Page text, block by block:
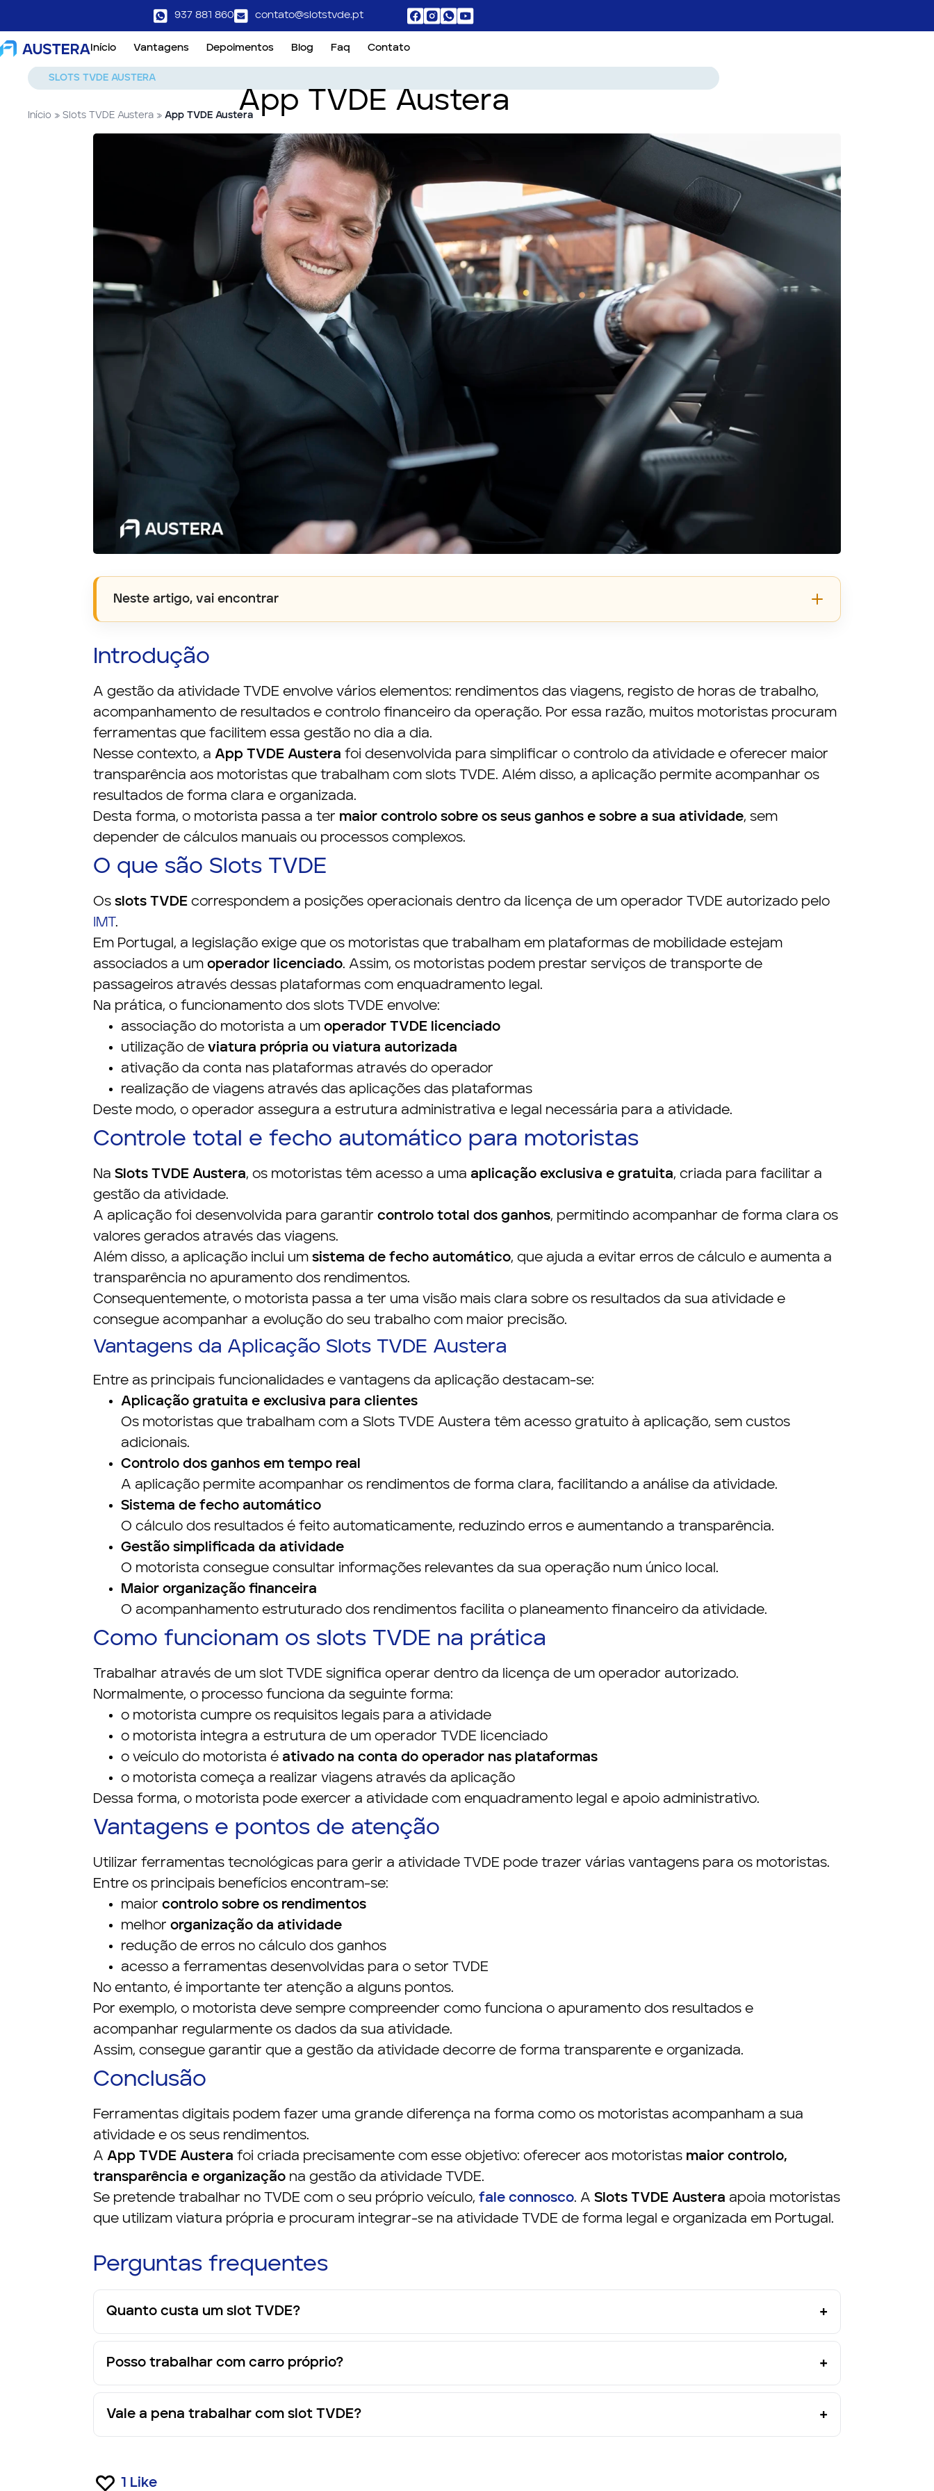
937 881 860 contato@slotstvde.pt
Início Vantagens Depoimentos Blog Faq Contato
SLOTS TVDE AUSTERA
App TVDE Austera
Início » Slots TVDE Austera » App TVDE Austera
Neste artigo, vai encontrar
Introdução
A gestão da atividade TVDE envolve vários elementos: rendimentos das viagens, registo de horas de trabalho,
acompanhamento de resultados e controlo financeiro da operação. Por essa razão, muitos motoristas procuram
ferramentas que facilitem essa gestão no dia a dia.
Nesse contexto, aApp TVDE Austera foi desenvolvida para simplificar o controlo da atividade e oferecer maior
transparência aos motoristas que trabalham com slots TVDE. Além disso, a aplicação permite acompanhar os
resultados de forma clara e organizada.
Desta forma, o motorista passa a ter maior controlo sobre os seus ganhos e sobre a sua atividade, sem
depender de cálculos manuais ou processos complexos.
O que são Slots TVDE
Osslots TVDE correspondem a posições operacionais dentro da licença de um operador TVDE autorizado pelo
IMT.
Em Portugal, a legislação exige que os motoristas que trabalham em plataformas de mobilidade estejam
associados a umoperador licenciado. Assim, os motoristas podem prestar serviços de transporte de
passageiros através dessas plataformas com enquadramento legal.
Na prática, o funcionamento dos slots TVDE envolve:
associação do motorista a umoperador TVDE licenciado
utilização deviatura própria ou viatura autorizada
ativação da conta nas plataformas através do operador
realização de viagens através das aplicações das plataformas
Deste modo, o operador assegura a estrutura administrativa e legal necessária para a atividade.
Controle total e fecho automático para motoristas
NaSlots TVDE Austera, os motoristas têm acesso a uma aplicação exclusiva e gratuita, criada para facilitar a
gestão da atividade.
A aplicação foi desenvolvida para garantircontrolo total dos ganhos, permitindo acompanhar de forma clara os
valores gerados através das viagens.
Além disso, a aplicação inclui umsistema de fecho automático, que ajuda a evitar erros de cálculo e aumenta a
transparência no apuramento dos rendimentos.
Consequentemente, o motorista passa a ter uma visão mais clara sobre os resultados da sua atividade e
consegue acompanhar a evolução do seu trabalho com maior precisão.
Vantagens da Aplicação Slots TVDE Austera
Entre as principais funcionalidades e vantagens da aplicação destacam-se:
Aplicação gratuita e exclusiva para clientes
Os motoristas que trabalham com a Slots TVDE Austera têm acesso gratuito à aplicação, sem custos
adicionais.
Controlo dos ganhos em tempo real
A aplicação permite acompanhar os rendimentos de forma clara, facilitando a análise da atividade.
Sistema de fecho automático
O cálculo dos resultados é feito automaticamente, reduzindo erros e aumentando a transparência.
Gestão simplificada da atividade
O motorista consegue consultar informações relevantes da sua operação num único local.
Maior organização financeira
O acompanhamento estruturado dos rendimentos facilita o planeamento financeiro da atividade.
Como funcionam os slots TVDE na prática
Trabalhar através de um slot TVDE significa operar dentro da licença de um operador autorizado.
Normalmente, o processo funciona da seguinte forma:
o motorista cumpre os requisitos legais para a atividade
o motorista integra a estrutura de um operador TVDE licenciado
o veículo do motorista é ativado na conta do operador nas plataformas
o motorista começa a realizar viagens através da aplicação
Dessa forma, o motorista pode exercer a atividade com enquadramento legal e apoio administrativo.
Vantagens e pontos de atenção
Utilizar ferramentas tecnológicas para gerir a atividade TVDE pode trazer várias vantagens para os motoristas.
Entre os principais benefícios encontram-se:
maiorcontrolo sobre os rendimentos
melhororganização da atividade
redução de erros no cálculo dos ganhos
acesso a ferramentas desenvolvidas para o setor TVDE
No entanto, é importante ter atenção a alguns pontos.
Por exemplo, o motorista deve sempre compreender como funciona o apuramento dos resultados e
acompanhar regularmente os dados da sua atividade.
Assim, consegue garantir que a gestão da atividade decorre de forma transparente e organizada.
Conclusão
Ferramentas digitais podem fazer uma grande diferença na forma como os motoristas acompanham a sua
atividade e os seus rendimentos.
AApp TVDE Austera foi criada precisamente com esse objetivo: oferecer aos motoristas maior controlo,
transparência e organização na gestão da atividade TVDE.
Se pretende trabalhar no TVDE com o seu próprio veículo,fale connosco. ASlots TVDE Austera apoia motoristas
que utilizam viatura própria e procuram integrar-se na atividade TVDE de forma legal e organizada em Portugal.
Perguntas frequentes
Quanto custa um slot TVDE?
Posso trabalhar com carro próprio?
Vale a pena trabalhar com slot TVDE?
1 Like